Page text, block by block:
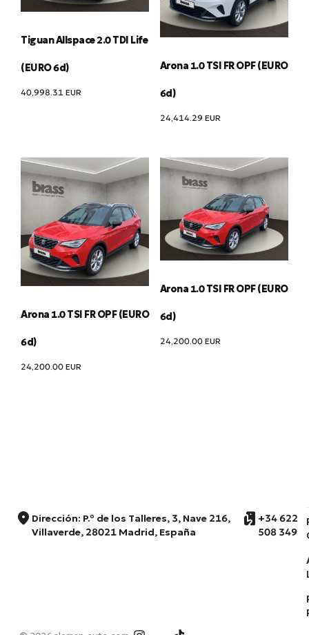
Tiguan Allspace 2.0 TDI Life
(EURO 6d)
40,998.31 EUR
Arona 1.0 TSI FR OPF (EURO
6d)
24,414.29 EUR
Arona 1.0 TSI FR OPF (EURO
6d)
24,200.00 EUR
Arona 1.0 TSI FR OPF (EURO
6d)
24,200.00 EUR
Dirección: P.º de los Talleres, 3, Nave 216,
Villaverde, 28021 Madrid, España
+34 622
508 349